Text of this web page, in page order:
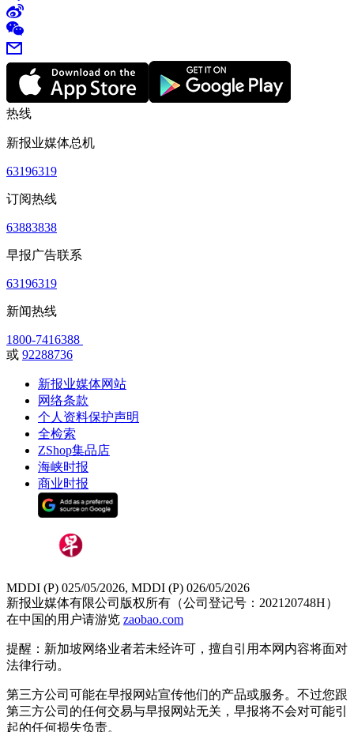
热线
新报业媒体总机
63196319
订阅热线
63883838
早报广告联系
63196319
新闻热线
1800-7416388
或 92288736
新报业媒体网站
网络条款
个人资料保护声明
全检索
ZShop集品店
海峡时报
商业时报
MDDI (P) 025/05/2026, MDDI (P) 026/05/2026
新报业媒体有限公司版权所有（公司登记号：202120748H）
在中国的用户请游览 zaobao.com
提醒：新加坡网络业者若未经许可，擅自引用本网内容将面对
法律行动。
第三方公司可能在早报网站宣传他们的产品或服务。不过您跟
第三方公司的任何交易与早报网站无关，早报将不会对可能引
起的任何损失负责。